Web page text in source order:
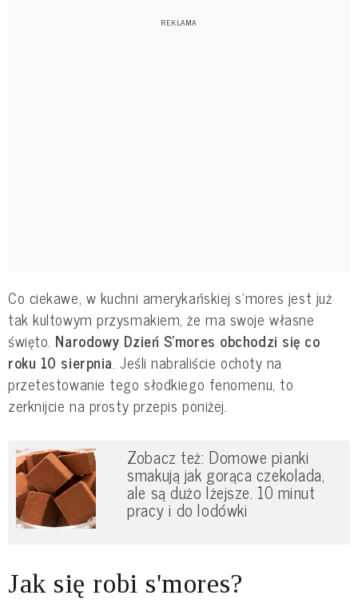
Co ciekawe, w kuchni amerykańskiej s'mores jest już
tak kultowym przysmakiem, że ma swoje własne
święto. Narodowy Dzień S'mores obchodzi się co
roku 10 sierpnia. Jeśli nabraliście ochoty na
przetestowanie tego słodkiego fenomenu, to
zerknijcie na prosty przepis poniżej.
Zobacz też: Domowe pianki
smakują jak gorąca czekolada,
ale są dużo lżejsze. 10 minut
pracy i do lodówki
Jak się robi s'mores?